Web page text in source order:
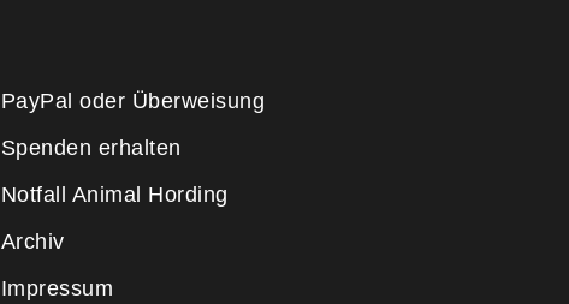
PayPal oder Überweisung
Spenden erhalten
Notfall Animal Hording
Archiv
Impressum